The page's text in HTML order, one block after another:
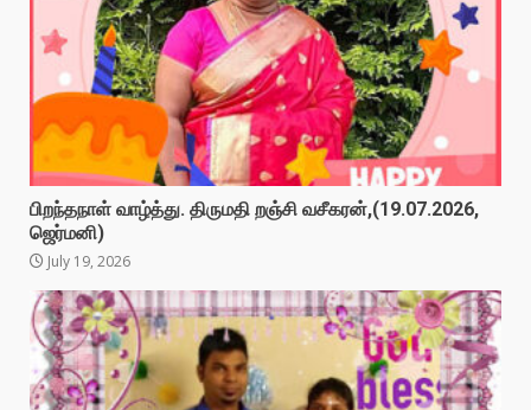
பிறந்தநாள் வாழ்த்து. திருமதி றஞ்சி வசீகரன்,(19.07.2026,
ஜெர்மனி)
July 19, 2026